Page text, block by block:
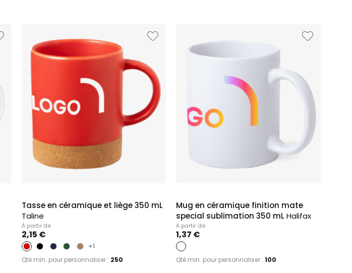
Tasse en céramique et liège 350 mL
Taline
À partir de
2,15 €
+1
Qté min. pour personnaliser : 250
Mug en céramique finition mate
special sublimation 350 mLHalifax
À partir de
1,37 €
Qté min. pour personnaliser :100